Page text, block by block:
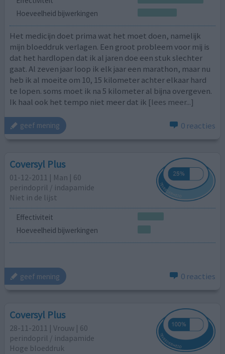
Hoeveelheid bijwerkingen
Het medicijn doet prima wat het moet doen, namelijk
mijn bloeddruk verlagen. Een groot probleem voor mij is
dat het hardlopen dat ik al jaren doe een stuk slechter
gaat. Al zeven jaar loop ik elk jaar een marathon, maar nu
heb ik al moeite om 10, 15 kilometer achter elkaar hard
te lopen. soms moet ik na 5 kilometer al bijna overgeven.
Ik haal ook het tempo niet meer dat ik [lees meer...]
geef mening 0 reacties
Coversyl Plus
01-12-2011 | Man | 60
perindopril / indapamide
Niet in de lijst
Effectiviteit
Hoeveelheid bijwerkingen
geef mening 0 reacties
Coversyl Plus
28-11-2011 | Vrouw | 60
perindopril / indapamide
Hoge bloeddruk